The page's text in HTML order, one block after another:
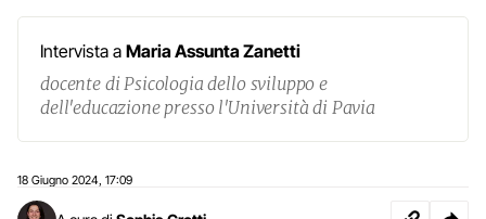
Intervista a Maria Assunta Zanetti
docente di Psicologia dello sviluppo e
dell'educazione presso l'Università di Pavia
18 Giugno 2024 17:09